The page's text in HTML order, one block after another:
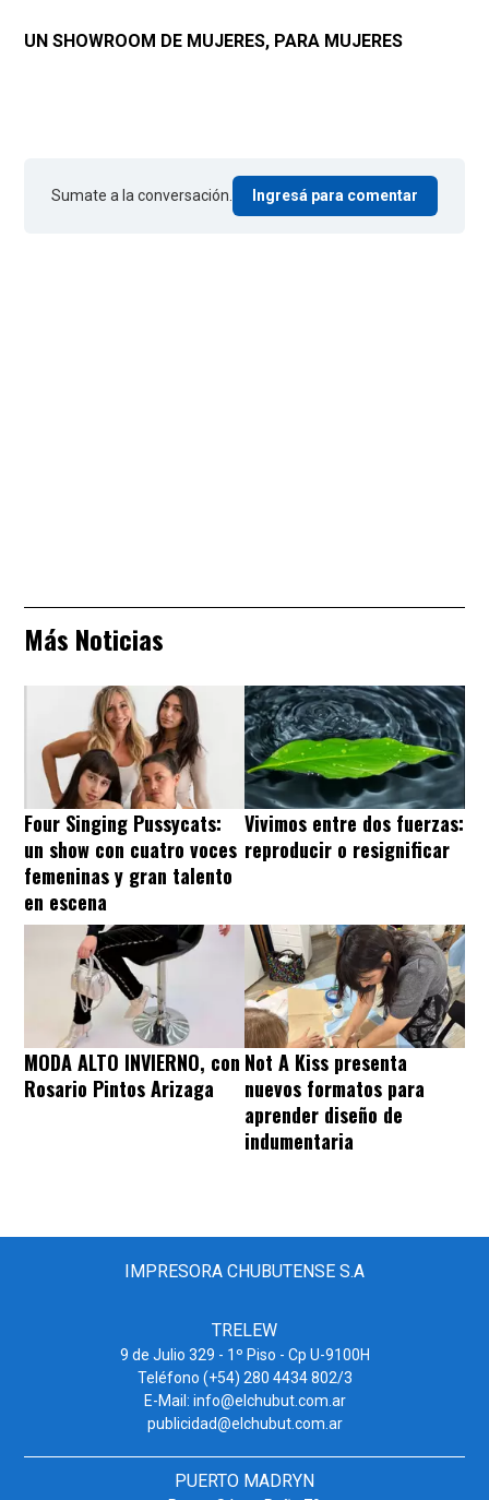
UN SHOWROOM DE MUJERES, PARA MUJERES
Sumate a la conversación. Ingresá para comentar
Más Noticias
Four Singing Pussycats:
un show con cuatro voces
femeninas y gran talento
en escena
Vivimos entre dos fuerzas:
reproducir o resignificar
MODA ALTO INVIERNO, con
Rosario Pintos Arizaga
Not A Kiss presenta
nuevos formatos para
aprender diseño de
indumentaria
IMPRESORA CHUBUTENSE S.A
TRELEW
9 de Julio 329 - 1º Piso - Cp U-9100H
Teléfono (+54) 280 4434 802/3
E-Mail: info@elchubut.com.ar
publicidad@elchubut.com.ar
PUERTO MADRYN